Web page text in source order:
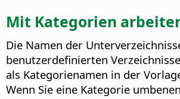
Mit Kategorien
Die Namen der
benutzerdefinierten
als Kategorienamen in der
Wenn Sie eine Kategorie